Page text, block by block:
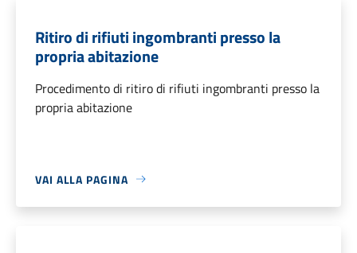
Ritiro di rifiuti ingombranti presso la
propria abitazione
Procedimento di ritiro di rifiuti ingombranti presso la
propria abitazione
VAI ALLA PAGINA